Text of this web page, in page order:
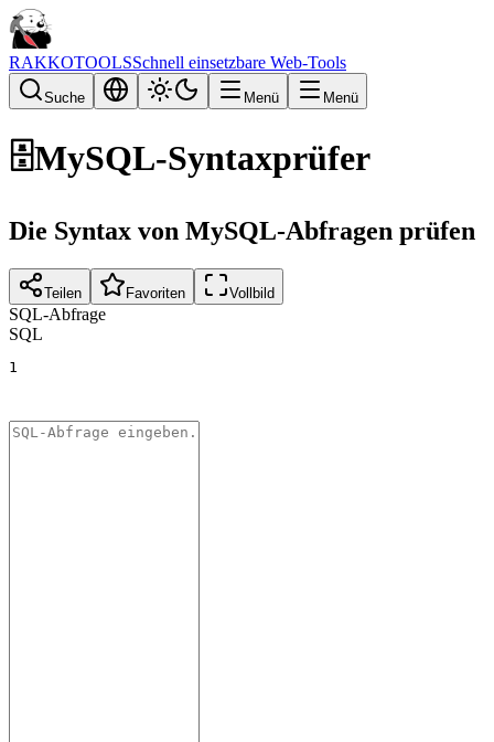
RAKKOTOOLSSchnell einsetzbare Web-Tools
Suche Menü Menü
🗄️MySQL-Syntaxprüfer
Die Syntax von MySQL-Abfragen prüfen
Teilen Favoriten Vollbild
SQL-Abfrage
SQL
1